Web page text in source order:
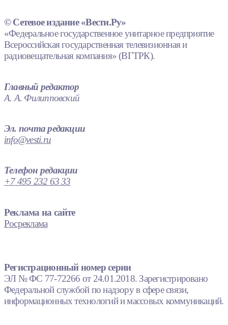
© Сетевое издание «Вести.Ру»
«Федеральное государственное унитарное предприятие
Всероссийская государственная телевизионная и
радиовещательная компания» (ВГТРК).
Главный редактор
А. А. Филипповский
Эл. почта редакции
info@vesti.ru
Телефон редакции
+7 495 232 63 33
Реклама на сайте
Росреклама
Регистрационный номер серии
ЭЛ № ФС 77-72266 от 24.01.2018. Зарегистрировано
Федеральной службой по надзору в сфере связи,
информационных технологий и массовых коммуникаций.